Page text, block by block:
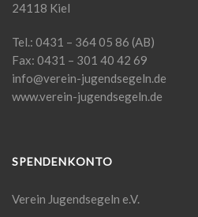
24118 Kiel
Tel.: 0431 – 364 05 86 (AB)
Fax: 0431 – 301 40 42 69
info@verein-jugendsegeln.de
www.verein-jugendsegeln.de
SPENDENKONTO
Verein Jugendsegeln e.V.